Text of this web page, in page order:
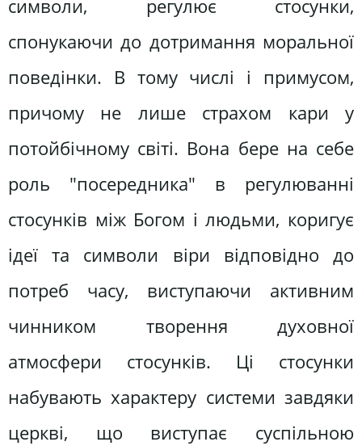
символи, регулює стосунки,
спонукаючи до дотримання моральної
поведінки. В тому числі і примусом,
причому не лише страхом кари у
потойбічному світі. Вона бере на себе
роль "посередника" в регулюванні
стосунків між Богом і людьми, коригує
ідеї та символи віри відповідно до
потреб часу, виступаючи активним
чинником творення духовної
атмосфери стосунків. Ці стосунки
набувають характеру системи завдяки
церкві, що виступає суспільною